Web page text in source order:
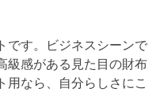
です。ビジネスシーンで
級感がある見た目の財布
用なら、自分らしさにこ